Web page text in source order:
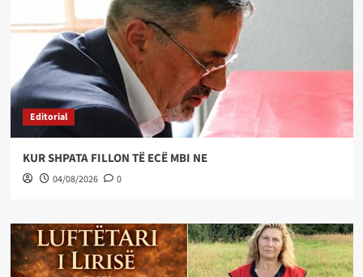
Editorial
KUR SHPATA FILLON TË ECË MBI NE
04/08/2026 0